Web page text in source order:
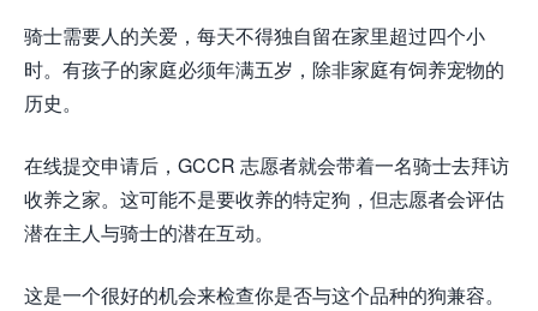
骑士需要人的关爱，每天不得独自留在家里超过四个小
时。有孩子的家庭必须年满五岁，除非家庭有饲养宠物的
历史。
在线提交申请后，GCCR 志愿者就会带着一名骑士去拜访
收养之家。这可能不是要收养的特定狗，但志愿者会评估
潜在主人与骑士的潜在互动。
这是一个很好的机会来检查你是否与这个品种的狗兼容。